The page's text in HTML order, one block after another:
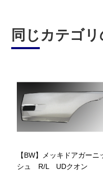
同じカテゴ
【BW】メッキドアガーニ
シュ R/L UDクオン